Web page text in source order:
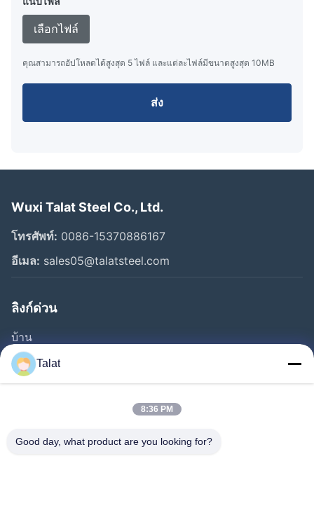
เลือกไฟล์
คุณสามารถอัปโหลดได้สูงสุด 5 ไฟล์ และแต่ละไฟล์มีขนาดสูงสุด 10MB
ส่ง
Wuxi Talat Steel Co., Ltd.
โทรศัพท์: 0086-15370886167
อีเมล: sales05@talatsteel.com
ลิงก์ด่วน
บ้าน
ผลิตภัณฑ์
เกี่ยวกับเรา
ควบคุมคุณภาพ
Talat
8:36 PM
Good day, what product are you looking for?